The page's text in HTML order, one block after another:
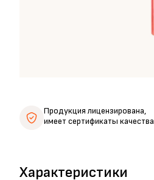
Характеристики
Продукция лицензирована,
имеет сертификаты качества